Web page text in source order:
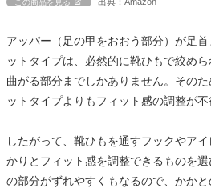
アッパー（足の甲をおおう部分）が足
ットタイプは、必然的に靴ひもで絞め
曲がる部分までしかありません。その
ットタイプよりもフィット感の調整が不
したがって、靴ひもを通すフックやア
かりとフィット感を調整できるものを
の部分がずれやすくもなるので、かか